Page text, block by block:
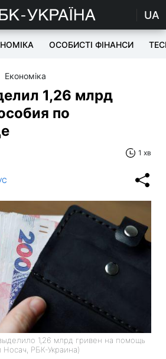
UA
ОСОБИСТІ ФІНАНСИ
Економіка
1,26 млрд
по
1 хв
1,26 млрд гривен на помощь
РБК-Украина)